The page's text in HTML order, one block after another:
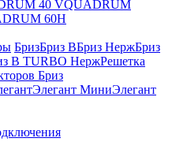
40 VQUADRUM
60H
БризБриз ВБриз НержБриз
В TURBO НержРешетка
Бриз
Элегант МиниЭлегант